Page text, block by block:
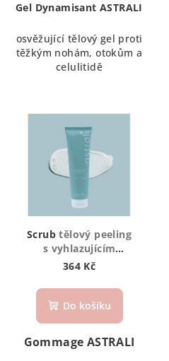
Gel Dynamisant ASTRALI
osvěžující tělový gel proti
těžkým nohám, otokům a
celulitidě
Scrubtělový peeling
s vyhlazujícím
a remineralizačním
příprava na
samoopalování
364 Kč
Do košíku
Gommage ASTRALI